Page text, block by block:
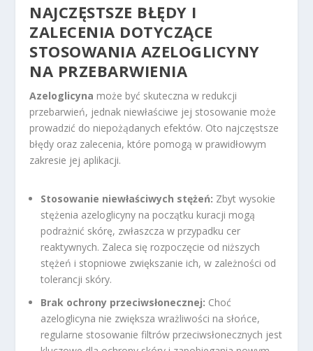
NAJCZĘSTSZE BŁĘDY I
ZALECENIA DOTYCZĄCE
STOSOWANIA AZELOGLICYNY
NA PRZEBARWIENIA
Azeloglicyna może być skuteczna w redukcji
przebarwień, jednak niewłaściwe jej stosowanie może
prowadzić do niepożądanych efektów. Oto najczęstsze
błędy oraz zalecenia, które pomogą w prawidłowym
zakresie jej aplikacji.
Stosowanie niewłaściwych stężeń: Zbyt wysokie
stężenia azeloglicyny na początku kuracji mogą
podrażnić skórę, zwłaszcza w przypadku cer
reaktywnych. Zaleca się rozpoczęcie od niższych
stężeń i stopniowe zwiększanie ich, w zależności od
tolerancji skóry.
Brak ochrony przeciwsłonecznej: Choć
azeloglicyna nie zwiększa wrażliwości na słońce,
regularne stosowanie filtrów przeciwsłonecznych jest